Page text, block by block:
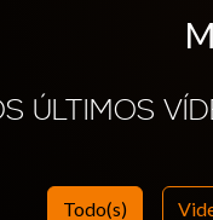
ÚLTIMOS
Todo(s)